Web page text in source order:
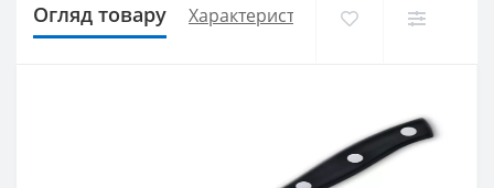
Огляд товару Характеристики Доставка і